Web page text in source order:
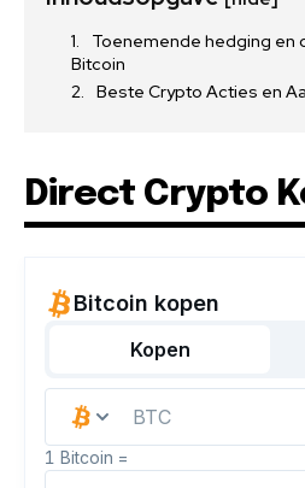
Toenemende hedging en
Bitcoin
Beste Crypto Acties en
Direct Crypto